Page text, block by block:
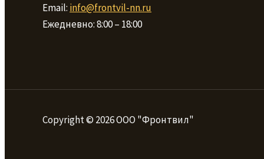
Email: info@frontvil-nn.ru
Ежедневно: 8:00 – 18:00
Copyright © 2026 ООО "Фронтвил"